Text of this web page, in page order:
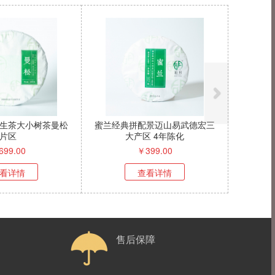
茶大小树茶曼松
片区
详情
蜜兰经典拼配景迈山易武德宏三
大产区 4年陈化
￥399.00
查看详情
售后保障